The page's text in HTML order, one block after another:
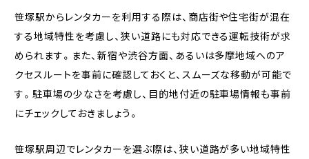
笹塚駅からレンタカーを利用する際は、商店街や住宅街が混在
する地域特性を考慮し、狭い道路にも対応できる運転技術が求
められます。また、新宿や渋谷方面、あるいは多摩地域へのア
クセスルートを事前に確認しておくと、スムーズな移動が可能で
す。駐車場の少なさを考慮し、目的地付近の駐車場情報も事前
にチェックしておきましょう。
笹塚駅周辺でレンタカーを選ぶ際は、狭い道路が多い地域特性